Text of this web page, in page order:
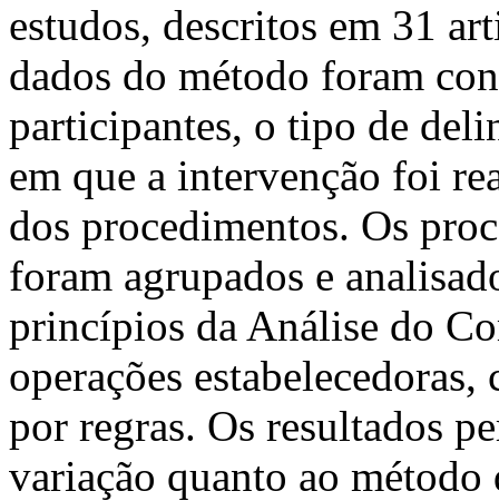
estudos, descritos em 31
dados do método foram
participantes, o tipo de
em que a intervenção foi
dos procedimentos. Os
foram agrupados e
princípios da Análise do
operações
por regras. Os resultados
variação quanto ao método